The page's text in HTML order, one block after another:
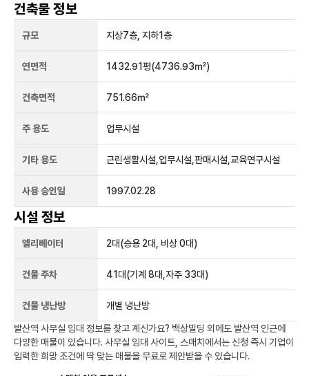
건축물 정보
규모 지상7층, 지하1층
연면적 1432.91평(4736.93㎡)
건축면적 751.66㎡
주 용도 업무시설
기타 용도 근린생활시설,업무시설,판매시설,교육연구시설
사용 승인일 1997.02.28
시설 정보
엘리베이터 2대(승용 2대, 비상 0대)
건물 주차 41 대(기계 8대,자주 33대)
건물 냉난방 개별 냉난방
발산역 사무실 임대 정보를 찾고 계신가요? 백상빌딩 외에도 발산역 인근에
다양한 매물이 있습니다. 사무실 임대 사이트, 스매치에서는 신청 즉시 기업이
입력한 희망 조건에 딱 맞는 매물을 무료로 제안받을 수 있습니다.